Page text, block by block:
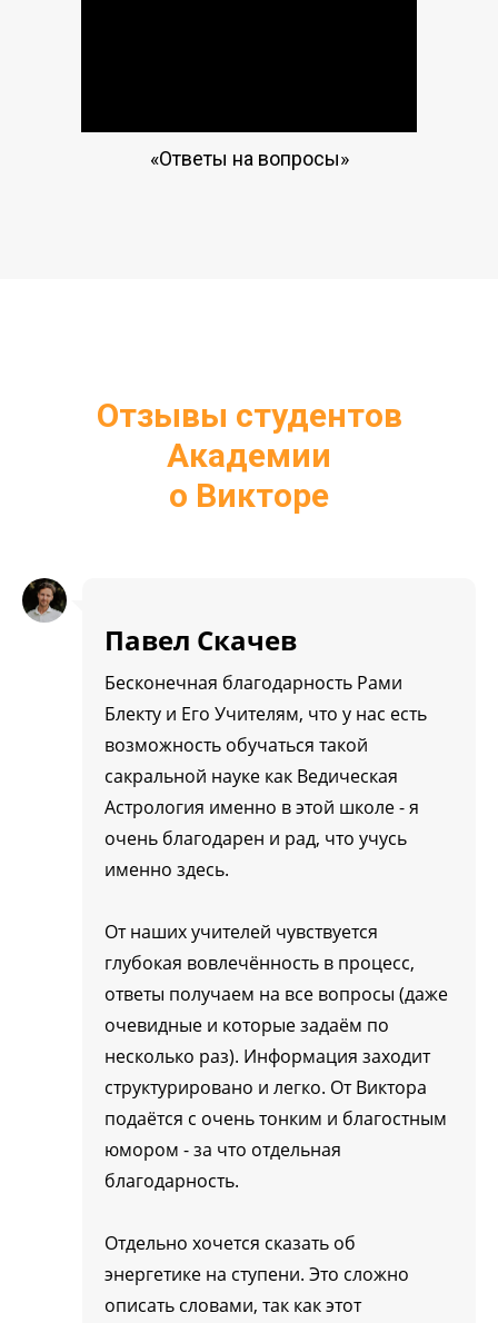
«Ответы на вопросы»
Отзывы студентов
Академии
о Викторе
Павел Скачев
Бесконечная благодарность Рами
Блекту и Его Учителям, что у нас есть
возможность обучаться такой
сакральной науке как Ведическая
Астрология именно в этой школе - я
очень благодарен и рад, что учусь
именно здесь.
От наших учителей чувствуется
глубокая вовлечённость в процесс,
ответы получаем на все вопросы (даже
очевидные и которые задаём по
несколько раз). Информация заходит
структурировано и легко. От Виктора
подаётся с очень тонким и благостным
юмором - за что отдельная
благодарность.
Отдельно хочется сказать об
энергетике на ступени. Это сложно
описать словами, так как этот